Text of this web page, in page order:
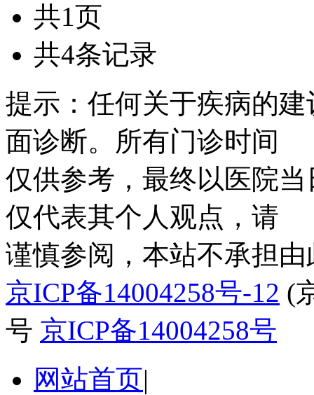
共1页
共4条记录
提示：任何关于疾病的
面诊断。所有门诊时间
仅供参考，最终以医院
仅代表其个人观点，请
谨慎参阅，本站不承担
京ICP备14004258号-12 (
号 京ICP备14004258号
网站首页|